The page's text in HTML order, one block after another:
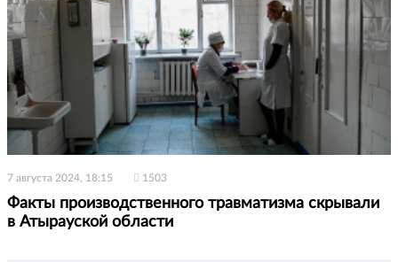
7 августа 2024, 18:15 1503
Факты производственного травматизма скрывали
в Атырауской области